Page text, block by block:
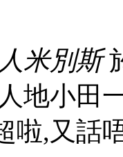
米別斯
地小田
啦,又話